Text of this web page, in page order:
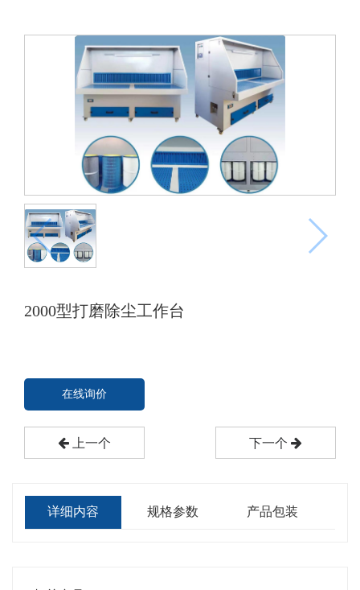
2000型打磨除尘工作台
在线询价
上一个 下一个
详细内容 规格参数 产品包装